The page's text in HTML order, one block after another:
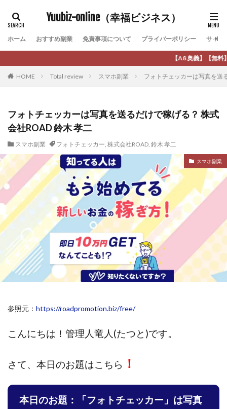
Yuubiz-online（幸福ビジネス）
ホーム おすすめ副業 免責事項について プライバーポリシー サイト
【A8 奥義】【無料】ネットビジネス初心者は
HOME Total review スマホ副業 フォトチェッカーは写真を送
フォトチェッカーは写真を送るだけで稼げる？ 株式
会社ROAD 鈴木 孝二
スマホ副業 フォトチェッカー, 株式会社ROAD, 鈴木 孝二
スマホ副業
参照元： https://roadpromotion.biz/free/
こんにちは！ 管理人竜人(たつと)です。
さて、 本日のお題はこちら ！
本日のお題：「フォトチェッカー」は写真
タグ
[公式]マネツク 松永千代 本田
杉本 裕介
村上翔吾
村岡 大樹 村麻巴香
松尾健一郎
松澤英二
本当にあったうまい話
松野有希
柏木直人
栗原久美子
株式会社 e-FLAGS
株式会社 FREDERIQS
株式会社 安藤企画
株式会社 業
株式会社１(イチ)
株式会社8Bee
本橋へいすけ
木村大輔
株式会社Appacle
日給5万円可能なながら感覚の副収入アプリ
投資
投資家 亜依
攝津智洋
放置ISマネー(放置 is money)
斉藤 敏雄
斎藤 敏雄 新井 孝弘
新井 悠馬
新川卓也
新選組(ガチンコ副業投資)
星野拓馬
望月詩織
暮らしのノマド
最先端スマホワーク
最新AI 5つの錬金術
最短即日>>高収入
最速PPCアフィリエイト
有限会社現代
有限会社自由人
望月 光
株式会社PRICELESS
株式会社NATURAL NINE
株式会社NEXT LEVEL
株式会社NKcreative
株式会社note
株式会社OMT
株式会社one